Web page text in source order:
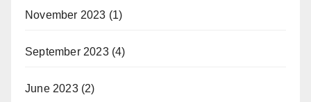
November 2023 (1)
September 2023(4)
June 2023(2)